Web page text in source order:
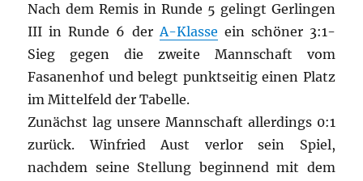
Nach dem Remis in Runde 5 gelingt Gerlingen
III in Runde 6 derA-Klasse ein schöner 3:1-
Sieg gegen die zweite Mannschaft vom
Fasanenhof und belegt punktseitig einen Platz
im Mittelfeld der Tabelle.
Zunächst lag unsere Mannschaft allerdings 0:1
zurück. Winfried Aust verlor sein Spiel,
nachdem seine Stellung beginnend mit dem